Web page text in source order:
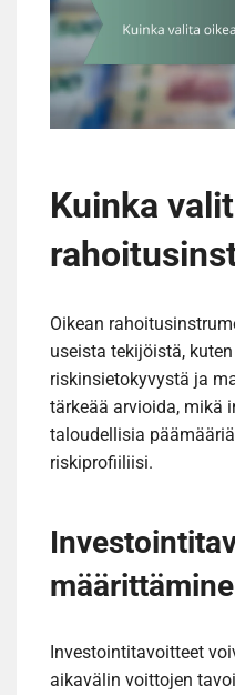
Kuinka
Oikean
useista tekijöistä,
riskinsietokyvystä ja
tärkeää arvioida, mikä
taloudellisia
riskiprofiiliisi.
Investointitavoitteet
aikavälin voittojen